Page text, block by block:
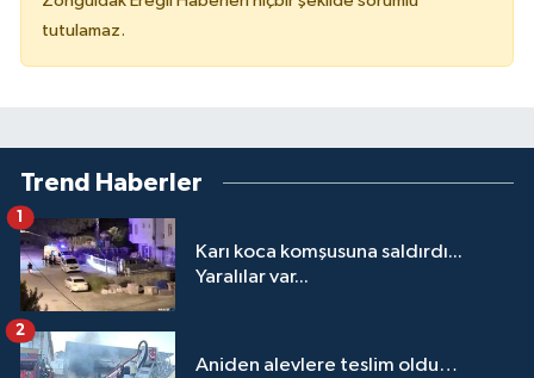
tutulamaz.
Trend Haberler
Karı koca komşusuna saldırdı...
Yaralılar var...
1
Aniden alevlere teslim oldu…
2